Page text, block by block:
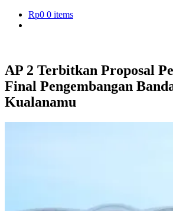
Rp0 0 items
AP 2 Terbitkan Proposal
Final Pengembangan
Kualanamu